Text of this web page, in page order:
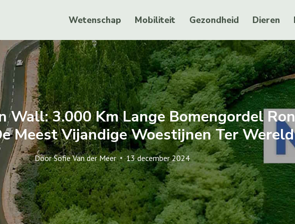
Wetenschap Mobiliteit Gezondheid Dieren
Wall: 3.000 Km Lange Bomengordel
Meest Vijandige Woestijnen Ter Wereld
DoorSofie Van der Meer 13 december 2024